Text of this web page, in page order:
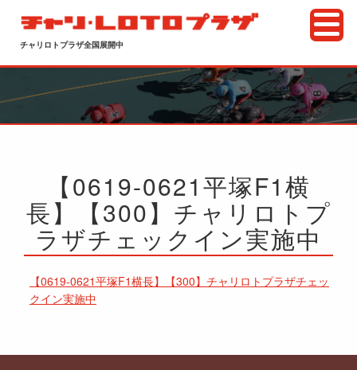
チャリロトプラザ全国展開中
【0619-0621平塚F1横
長】【300】チャリロトプ
ラザチェックイン実施中
【0619-0621平塚F1横長】【300】チャリロトプラザチェッ
クイン実施中